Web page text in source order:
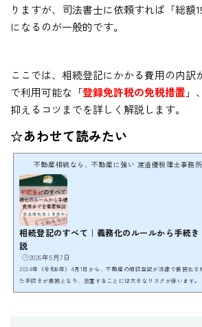
りますが、司法書士に依頼すれば「総額
になるのが一般的です。
ここでは、相続登記にかかる費用の内訳
で利用可能な「登録免許税の免税措置 」
抑えるコツまでを詳しく解説します。
☆あわせて読みたい
不動産相続なら、不動産に強い 渡邉優税理士事務所
相続登記のすべて｜義務化のルールから手続
説
2026年5月7日
2024年（令和6年）4月1日から、不動産の相続登記が法律で義務化さ
た手続きが義務となり、放置することには大きなリスクが伴います。
「費用はいくらかかる？」「自分でもできるの？」といった疑問を